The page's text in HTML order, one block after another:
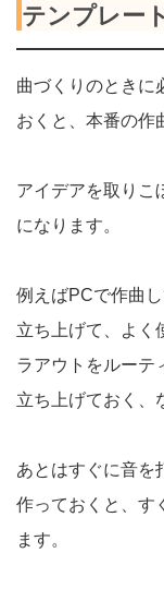
テンプレー
曲づくりのときに
おくと、本番の作
アイデアを取りこ
になります。
例えばPCで作曲
立ち上げて、よく
ラアウトをルーテ
立ち上げておく、
あとはすぐに音を
作っておくと、す
ます。